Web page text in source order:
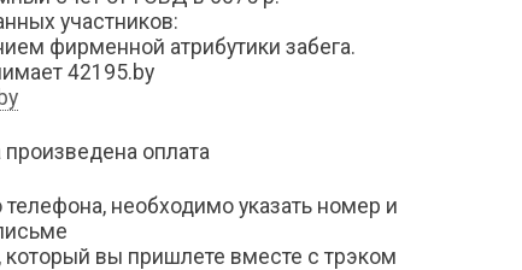
участников:
фирменной атрибутики забега.
42195.by
произведена оплата
необходимо указать номер и
вы пришлете вместе с трэком